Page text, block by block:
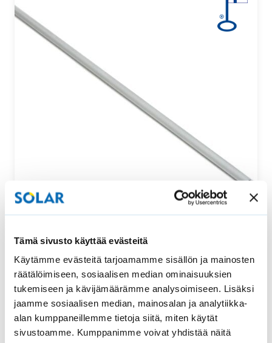
Tämä sivusto käyttää evästeitä
Käytämme evästeitä tarjoamamme sisällön ja mainosten
räätälöimiseen, sosiaalisen median ominaisuuksien
tukemiseen ja kävijämäärämme analysoimiseen. Lisäksi
jaamme sosiaalisen median, mainosalan ja analytiikka-
alan kumppaneillemme tietoja siitä, miten käytät
sivustoamme. Kumppanimme voivat yhdistää näitä
Säätötanko ylhäältä ja alhaalta säädettävään
vekkikaihtimeen
Tämä säätötanko sopii uralliseen ylhäältä ja alhaalta
säädettävään vekkikaihtimeen. Säätötangon pituus…
52,00€ Osta